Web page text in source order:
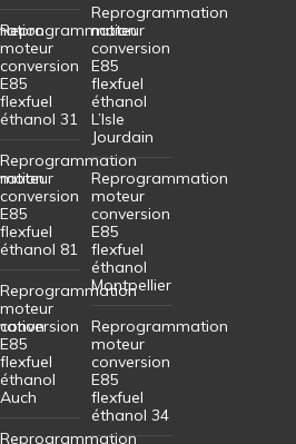
Reprogrammation
moteur
conversion
E85
flexfuel
éthanol 31
Reprogrammation
moteur
conversion
E85
flexfuel
éthanol 81
Reprogrammation
moteur
conversion
E85
flexfuel
éthanol
Auch
Reprogrammation
Reprogrammation
moteur
conversion
E85
flexfuel
éthanol
L’Isle
Jourdain
Reprogrammation
moteur
conversion
E85
flexfuel
éthanol
Montpellier
Reprogrammation
moteur
conversion
E85
flexfuel
éthanol 34